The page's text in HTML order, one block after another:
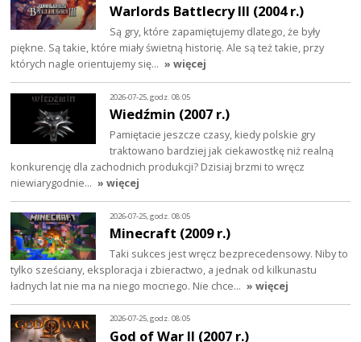
Warlords Battlecry III (2004 r.)
Są gry, które zapamiętujemy dlatego, że były
piękne. Są takie, które miały świetną historię. Ale są też takie, przy
których nagle orientujemy się… » więcej
2026-07-25, godz. 08:05
Wiedźmin (2007 r.)
Pamiętacie jeszcze czasy, kiedy polskie gry
traktowano bardziej jak ciekawostkę niż realną
konkurencję dla zachodnich produkcji? Dzisiaj brzmi to wręcz
niewiarygodnie… » więcej
2026-07-25, godz. 08:05
Minecraft (2009 r.)
Taki sukces jest wręcz bezprecedensowy. Niby to
tylko sześciany, eksploracja i zbieractwo, a jednak od kilkunastu
ładnych lat nie ma na niego mocnego. Nie chce… » więcej
2026-07-25, godz. 08:05
God of War II (2007 r.)